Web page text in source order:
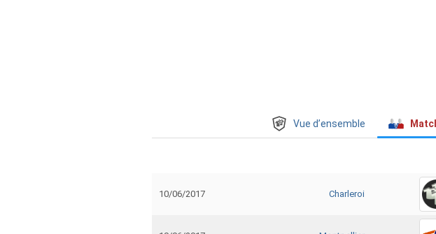
Vue d’ensemble
10/06/2017 Charleroi